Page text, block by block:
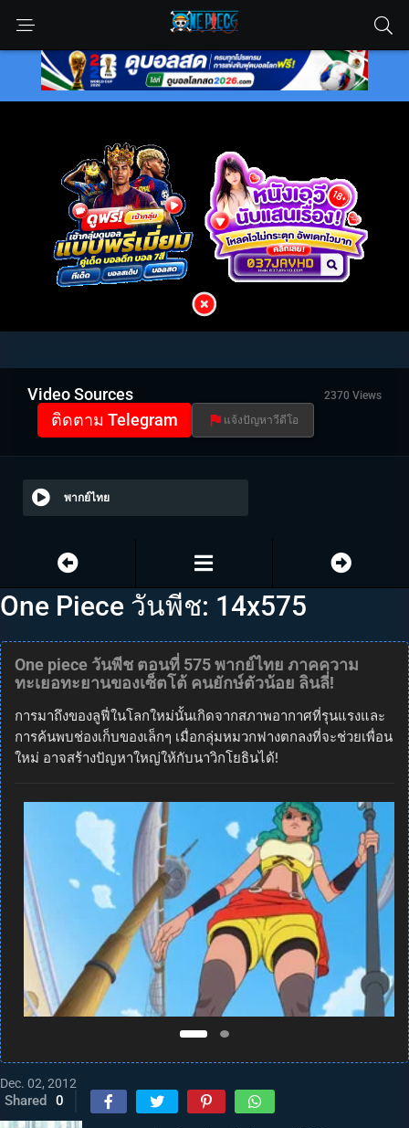
Video Sources 2370 Views
ติดตาม Telegram แจ้งปัญหาวีดีโอ
พากย์ไทย
One Piece วันพีช: 14x575
One piece วันพีช ตอนที่ 575 พากย์ไทย ภาคความ
ทะเยอทะยานของเซ็ตโต้ คนยักษ์ตัวน้อย ลินลี่!
การมาถึงของลูฟี่ในโลกใหม่นั้นเกิดจากสภาพอากาศที่รุนแรงและ
การค้นพบช่องเก็บของเล็กๆ เมื่อกลุ่มหมวกฟางตกลงที่จะช่วยเพื่อน
ใหม่ อาจสร้างปัญหาใหญ่ให้กับนาวิกโยธินได้!
Dec. 02, 2012
Shared 0